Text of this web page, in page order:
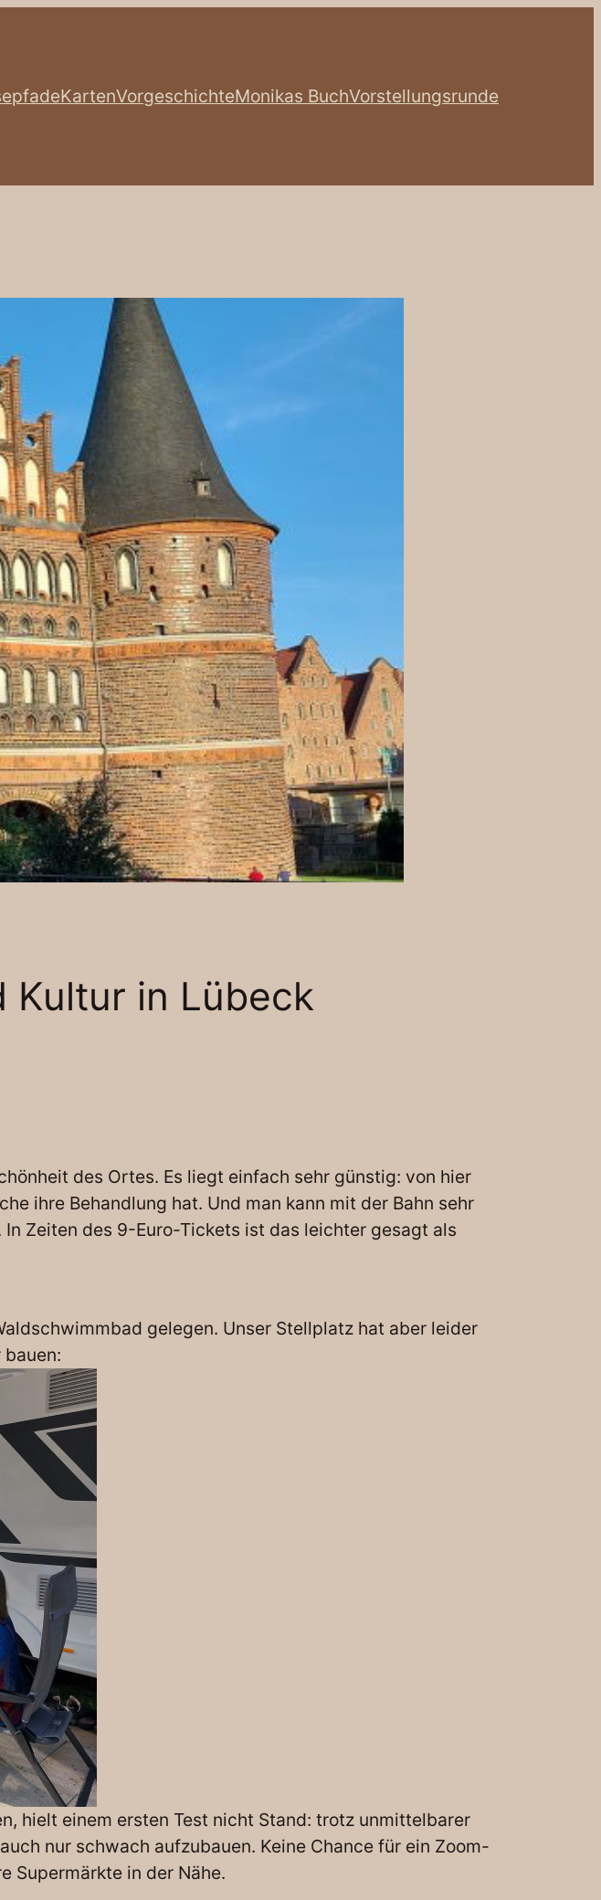
KartenVorgeschichteMonikas BuchVorstellungsrunde
Kultur in Lübeck
des Ortes. Es liegt einfach sehr günstig: von hier
ihre Behandlung hat. Und man kann mit der Bahn sehr
Zeiten des 9-Euro-Tickets ist das leichter gesagt als
gelegen. Unser Stellplatz hat aber leider
hielt einem ersten Test nicht Stand: trotz unmittelbarer
nur schwach aufzubauen. Keine Chance für ein Zoom-
Supermärkte in der Nähe.